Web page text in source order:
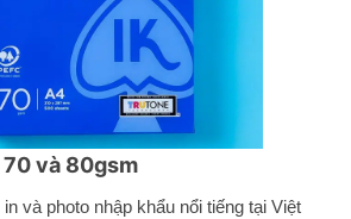
và 80gsm
và photo nhập khẩu nổi tiếng tại Việt